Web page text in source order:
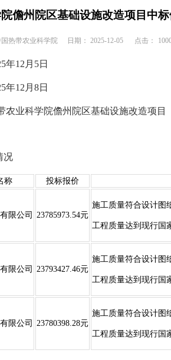
儋州院区基础设施改造项目中
热带农业科学院 日期： 2025-12-05 点击：
年12月5日
12月8日
业科学院儋州院区基础设施改造项目
况
称 投标报价
限公司 23785973.54元
施工质量符合设计图
工程质量达到现行国
限公司 23793427.46元
施工质量符合设计图
工程质量达到现行国
限公司 23780398.28元
施工质量符合设计图
工程质量达到现行国